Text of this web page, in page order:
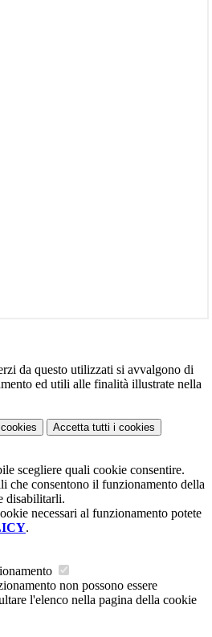
da questo utilizzati si avvalgono di
ed utili alle finalità illustrate nella
Accetta tutti i cookies
scegliere quali cookie consentire.
che consentono il funzionamento della
disabilitarli.
necessari al funzionamento potete
.
non possono essere
l'elenco nella pagina della cookie